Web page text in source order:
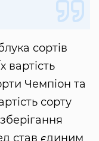
сортів
вартість
Чемпіон та
сорту
став єдиним